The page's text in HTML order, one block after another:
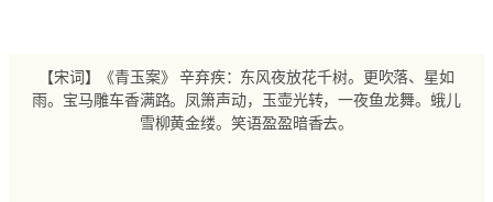
【宋词】《青玉案》 辛弃疾：东风夜放花千树。更吹落、星如
雨。宝马雕车香满路。凤箫声动，玉壶光转，一夜鱼龙舞。蛾儿
雪柳黄金缕。笑语盈盈暗香去。